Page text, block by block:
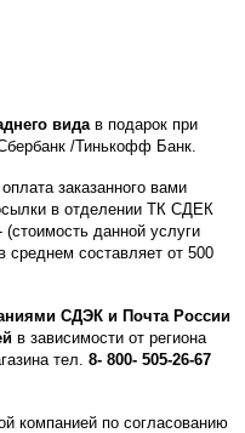
вида в подарок при
/Тинькофф Банк.
заказанного вами
в отделении ТК СДЕК
данной услуги
среднем составляет от 500
СДЭК и Почта России
в зависимости от региона
тел. 8- 800- 505-26-67
компанией по согласованию